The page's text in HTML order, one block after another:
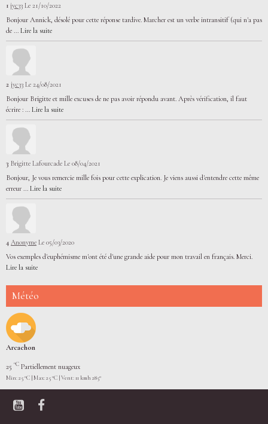
1 jyc33 Le 21/10/2022
Bonjour Annick, désolé pour cette réponse tardive. Marcher est un verbe intransitif (qui n'a pas
de ... Lire la suite
2 jyc33 Le 24/08/2021
Bonjour Brigitte et mille excuses de ne pas avoir répondu avant. Après vérification, il faut
écrire : ... Lire la suite
3 Brigitte Lafourcade Le 08/04/2021
Bonjour, Je vous remercie mille fois pour cette explication. Je viens aussi d'entendre cette même
erreur ... Lire la suite
4 Anonyme Le 05/03/2020
Vos exemples d'euphémisme m'ont été d'une grande aide pour mon travail en français. Merci.
Lire la suite
Météo
Arcachon
25 °C Partiellement nuageux
Min: 25 °C | Max: 25 °C | Vent: 11 kmh 285°